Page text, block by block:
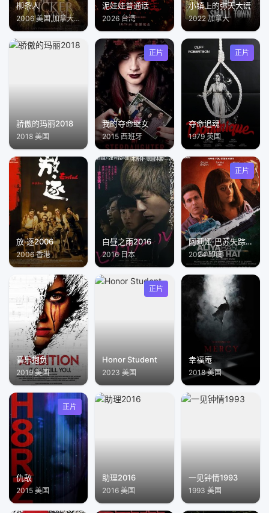
柳条人
2006 美国,加拿大,德国
泥娃娃普通话
2026 台湾
小镇上的弥天大谎
2022 加拿大
骄傲的玛丽2018
2018 美国
正片
我的夺命继女
2015 西班牙
正片
夺命追魂
1979 英国
放·逐2006
2006 香港
白昼之雨2016
2016 日本
正片
阿莉娅·巴苏失踪了
2024 印度
音乐抱负
2019 美国
正片
Honor Student
2023 美国
幸福庵
2018 美国
正片
仇敌
2015 美国
助理2016
2016 美国
一见钟情1993
1993 美国